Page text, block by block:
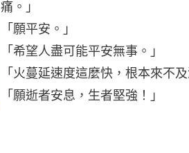
痛。」
「願平安。」
「希望人盡可能平安無事。」
「火蔓延速度這麼快，根本來不及
「願逝者安息，生者堅強！」